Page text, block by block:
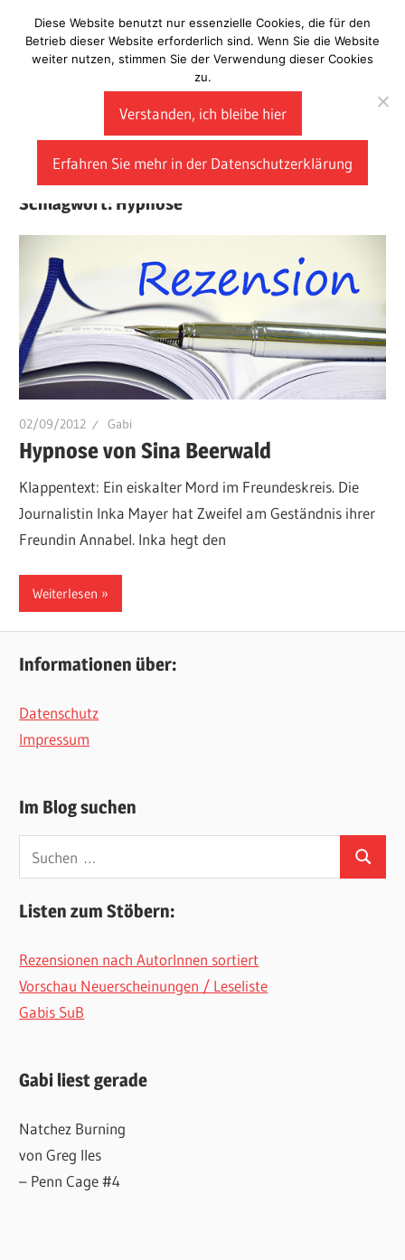
Inhalt
springen
Laberladen
Schlagwort: Hypnose
02/09/2012 Gabi
Hypnose von Sina Beerwald
Klappentext: Ein eiskalter Mord im Freundeskreis. Die
Journalistin Inka Mayer hat Zweifel am Geständnis ihrer
Freundin Annabel. Inka hegt den
Weiterlesen
Informationen über:
Datenschutz
Impressum
Im Blog suchen
nach:
Suchen
Listen zum Stöbern:
Rezensionen nach AutorInnen sortiert
Vorschau Neuerscheinungen / Leseliste
Gabis SuB
Gabi liest gerade
Natchez Burning
von Greg Iles
– Penn Cage #4
Diese Website benutzt nur essenzielle Cookies, die für den
Betrieb dieser Website erforderlich sind. Wenn Sie die Website
weiter nutzen, stimmen Sie der Verwendung dieser Cookies
zu.
Verstanden, ich bleibe hier
Erfahren Sie mehr in der Datenschutzerklärung